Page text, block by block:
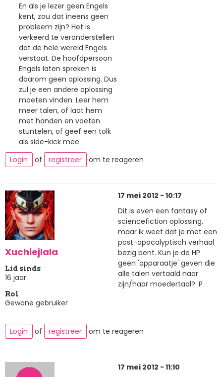
En als je lezer geen Engels
kent, zou dat ineens geen
probleem zijn? Het is
verkeerd te veronderstellen
dat de hele wereld Engels
verstaat. De hoofdpersoon
Engels laten spreken is
daarom geen oplossing. Dus
zul je een andere oplossing
moeten vinden. Leer hem
meer talen, of laat hem
met handen en voeten
stuntelen, of geef een tolk
als side-kick mee.
Login
of registreer om te reageren
Xuchiejlala
Lid sinds
16 jaar
Rol
Gewone gebruiker
17 mei 2012 - 10:17
Dit is even een fantasy of
sciencefiction oplossing,
maar ik weet dat je met een
post-apocalyptisch verhaal
bezig bent. Kun je de HP
geen 'apparaatje' geven die
alle talen vertaald naar
zijn/haar moedertaal? :P
Login of registreer om te reageren
17 mei 2012 - 11:10